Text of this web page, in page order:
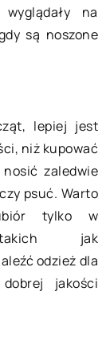
na
są noszone
lepiej jest
niż kupować
zaledwie
psuć. Warto
tylko w
takich jak
odzież dla
jakości